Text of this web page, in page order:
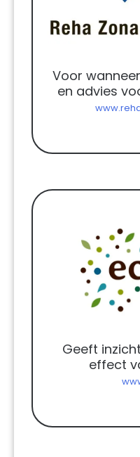
Voor
en advies
Geeft
effect